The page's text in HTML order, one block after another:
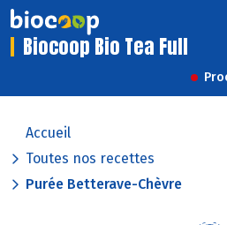
Biocoop Bio Tea Full
Accueil
Toutes nos recettes
Purée Betterave-Chèvre